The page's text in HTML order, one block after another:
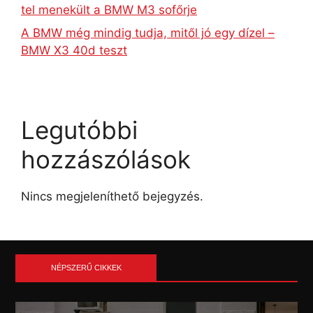
tel menekült a BMW M3 sofőrje
A BMW még mindig tudja, mitől jó egy dízel –
BMW X3 40d teszt
Legutóbbi
hozzászólások
Nincs megjeleníthető bejegyzés.
NÉPSZERŰ CIKKEK